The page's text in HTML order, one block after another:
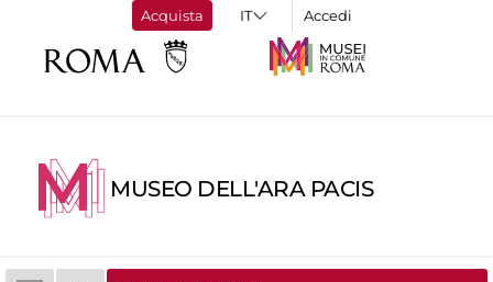
Acquista Accedi
MUSEO DELL'ARA PACIS